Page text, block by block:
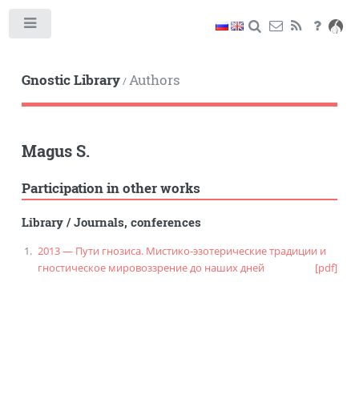
Gnostic Library/Authors
Magus S.
Participation in other works
Library/Journals, conferences
2013 — Пути гнозиса. Мистико-эзотерические традиции и
гностическое мировоззрение до наших дней
[pdf]